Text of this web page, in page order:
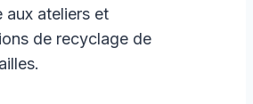
aux ateliers et
de recyclage de